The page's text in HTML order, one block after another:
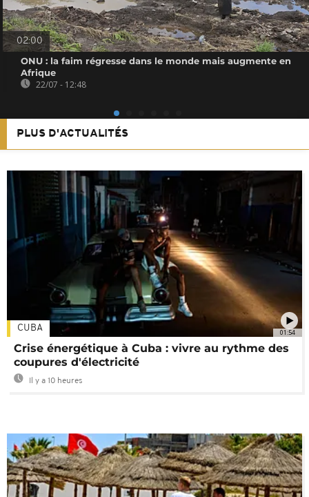
02:00
ONU : la faim régresse dans le monde mais augmente en
Afrique
22/07 - 12:48
PLUS D'ACTUALITÉS
01:54
CUBA
Crise énergétique à Cuba : vivre au rythme des
coupures d'électricité
Il y a 10 heures